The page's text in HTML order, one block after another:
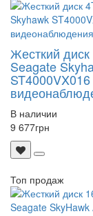
Жесткий
Seagate
В наличии
9 677грн
Топ продаж